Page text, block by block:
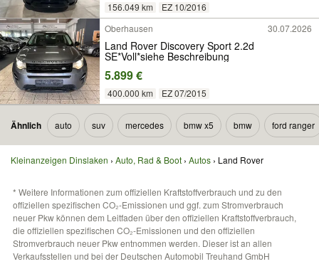
156.049 km
EZ 10/2016
Oberhausen
30.07.2026
Land Rover Discovery Sport 2.2d
SE*Voll*siehe Beschreibung
5.899 €
400.000 km EZ 07/2015
Ähnlich auto suv mercedes bmw x5 bmw ford ranger
Kleinanzeigen Dinslaken Auto, Rad & Boot Autos Land Rover
* Weitere Informationen zum offiziellen Kraftstoffverbrauch und zu den
offiziellen spezifischen CO₂-Emissionen und ggf. zum Stromverbrauch
neuer Pkw können dem Leitfaden über den offiziellen Kraftstoffverbrauch,
die offiziellen spezifischen CO₂-Emissionen und den offiziellen
Stromverbrauch neuer Pkw entnommen werden. Dieser ist an allen
Verkaufsstellen und bei der Deutschen Automobil Treuhand GmbH